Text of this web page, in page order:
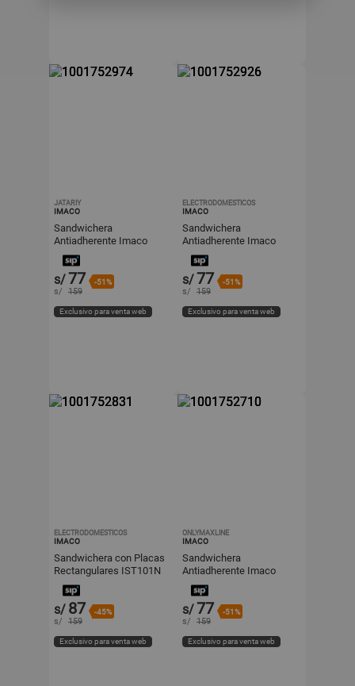
JATARIY
IMACO
Sandwichera
Antiadherente Imaco
IST101 Blanco 750W
s/77 -51%
s/ 159
Exclusivo para venta web
ELECTRODOMESTICOS
IMACO
Sandwichera
Antiadherente Imaco
IST101 Blanco 750W
s/77 -51%
s/ 159
Exclusivo para venta web
ELECTRODOMESTICOS
IMACO
Sandwichera con Placas
Rectangulares IST101N
Negro 750W
s/ 87 -45%
s/ 159
Exclusivo para venta web
ONLYMAXLINE
IMACO
Sandwichera
Antiadherente Imaco
IST101 Blanco 750W
s/77 -51%
s/ 159
Exclusivo para venta web